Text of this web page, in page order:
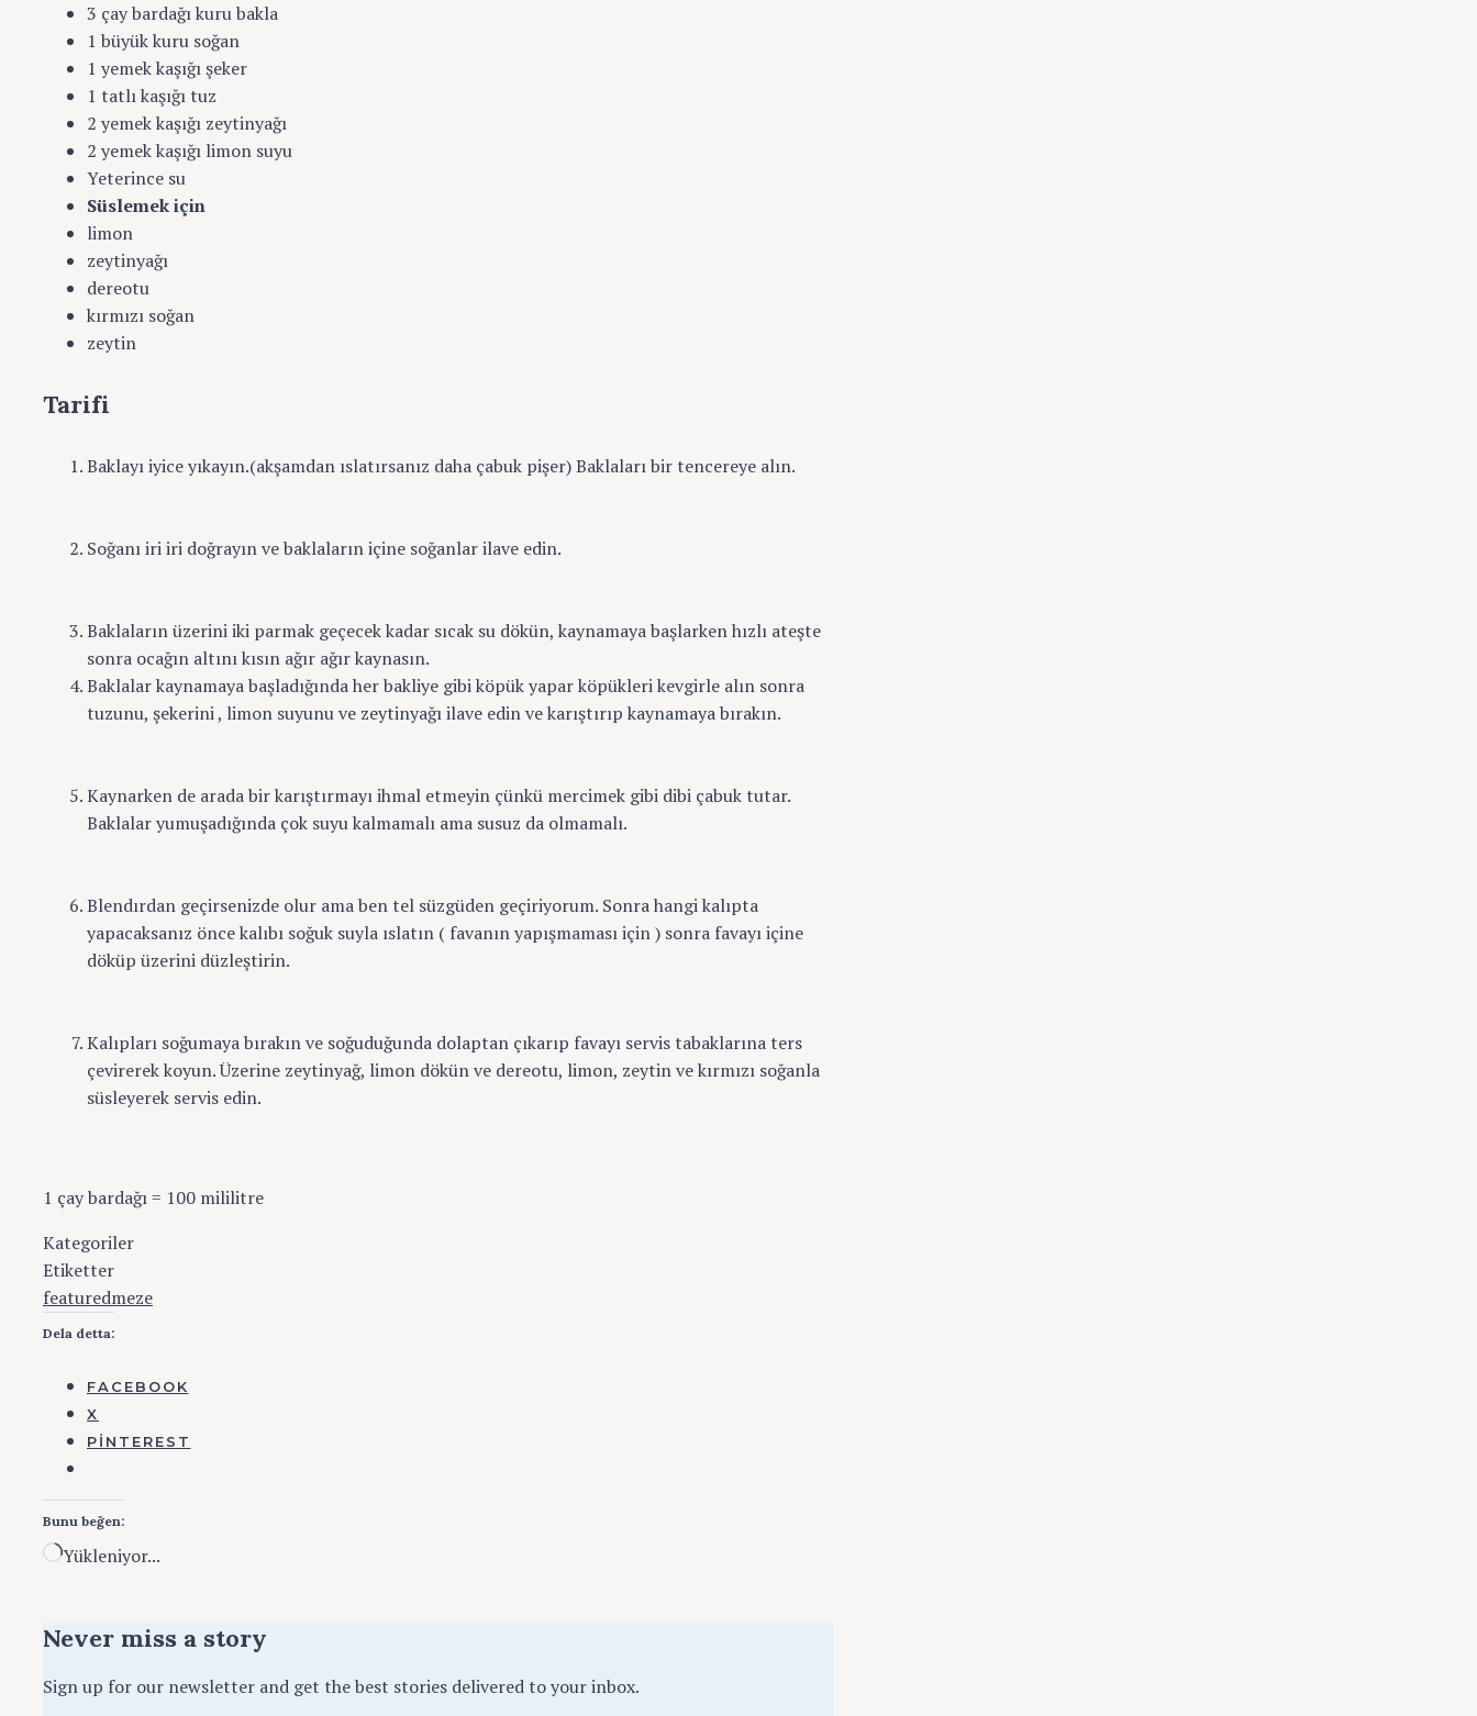
3 çay bardağı kuru bakla
1 büyük kuru soğan
1 yemek kaşığı şeker
1 tatlı kaşığı tuz
2 yemek kaşığı zeytinyağı
2 yemek kaşığı limon suyu
Yeterince su
Süslemek için
limon
zeytinyağı
dereotu
kırmızı soğan
zeytin
Tarifi
Baklayı iyice yıkayın.(akşamdan ıslatırsanız daha çabuk pişer) Baklaları bir tencereye alın.
Soğanı iri iri doğrayın ve baklaların içine soğanlar ilave edin.
Baklaların üzerini iki parmak geçecek kadar sıcak su dökün, kaynamaya başlarken hızlı ateşte
sonra ocağın altını kısın ağır ağır kaynasın.
Baklalar kaynamaya başladığında her bakliye gibi köpük yapar köpükleri kevgirle alın sonra
tuzunu, şekerini , limon suyunu ve zeytinyağı ilave edin ve karıştırıp kaynamaya bırakın.
Kaynarken de arada bir karıştırmayı ihmal etmeyin çünkü mercimek gibi dibi çabuk tutar.
Baklalar yumuşadığında çok suyu kalmamalı ama susuz da olmamalı.
Blendırdan geçirsenizde olur ama ben tel süzgüden geçiriyorum. Sonra hangi kalıpta
yapacaksanız önce kalıbı soğuk suyla ıslatın ( favanın yapışmaması için ) sonra favayı içine
döküp üzerini düzleştirin.
Kalıpları soğumaya bırakın ve soğuduğunda dolaptan çıkarıp favayı servis tabaklarına ters
çevirerek koyun. Üzerine zeytinyağ, limon dökün ve dereotu, limon, zeytin ve kırmızı soğanla
süsleyerek servis edin.
1 çay bardağı = 100 mililitre
Kategoriler
Etiketter
featuredmeze
Dela detta:
FACEBOOK
X
PINTEREST
Bunu beğen:
Yükleniyor...
Never miss a story
Sign up for our newsletter and get the best stories delivered to your inbox.